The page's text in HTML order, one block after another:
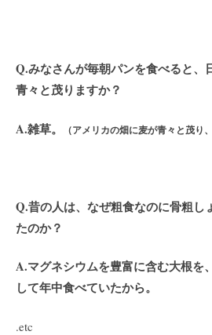
Q.みなさんが毎朝パンを食べると、
青々と茂りますか？
A.雑草。 （アメリカの畑に麦が青々と茂り
Q.昔の人は、なぜ粗食なのに骨粗し
たのか？
A.マグネシウムを豊富に含む大根を
して年中食べていたから。
.etc